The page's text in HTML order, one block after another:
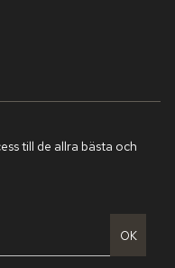
till de allra bästa och
OK